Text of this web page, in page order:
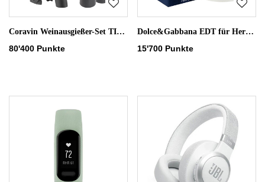
Coravin Weinausgießer-Set TIMELESS
80'400 Punkte
Dolce&Gabbana EDT für Herren POUR HOMME 75ml
15'700 Punkte